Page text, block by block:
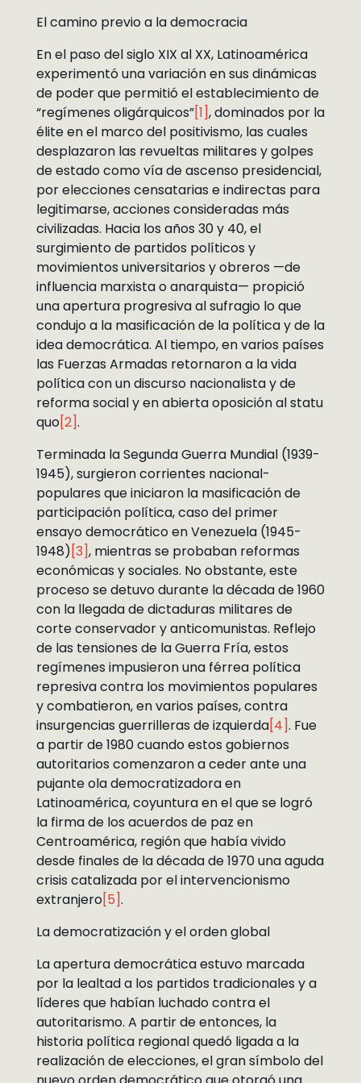
El camino previo a la democracia
En el paso del siglo XIX al XX, Latinoamérica
experimentó una variación en sus dinámicas
de poder que permitió el establecimiento de
“regímenes oligárquicos”[1], dominados por la
élite en el marco del positivismo, las cuales
desplazaron las revueltas militares y golpes
de estado como vía de ascenso presidencial,
por elecciones censatarias e indirectas para
legitimarse, acciones consideradas más
civilizadas. Hacia los años 30 y 40, el
surgimiento de partidos políticos y
movimientos universitarios y obreros —de
influencia marxista o anarquista— propició
una apertura progresiva al sufragio lo que
condujo a la masificación de la política y de la
idea democrática. Al tiempo, en varios países
las Fuerzas Armadas retornaron a la vida
política con un discurso nacionalista y de
reforma social y en abierta oposición al statu
quo[2].
Terminada la Segunda Guerra Mundial (1939-
1945), surgieron corrientes nacional-
populares que iniciaron la masificación de
participación política, caso del primer
ensayo democrático en Venezuela (1945-
1948)[3], mientras se probaban reformas
económicas y sociales. No obstante, este
proceso se detuvo durante la década de 1960
con la llegada de dictaduras militares de
corte conservador y anticomunistas. Reflejo
de las tensiones de la Guerra Fría, estos
regímenes impusieron una férrea política
represiva contra los movimientos populares
y combatieron, en varios países, contra
insurgencias guerrilleras de izquierda[4]. Fue
a partir de 1980 cuando estos gobiernos
autoritarios comenzaron a ceder ante una
pujante ola democratizadora en
Latinoamérica, coyuntura en el que se logró
la firma de los acuerdos de paz en
Centroamérica, región que había vivido
desde finales de la década de 1970 una aguda
crisis catalizada por el intervencionismo
extranjero[5].
La democratización y el orden global
La apertura democrática estuvo marcada
por la lealtad a los partidos tradicionales y a
líderes que habían luchado contra el
autoritarismo. A partir de entonces, la
historia política regional quedó ligada a la
realización de elecciones, el gran símbolo del